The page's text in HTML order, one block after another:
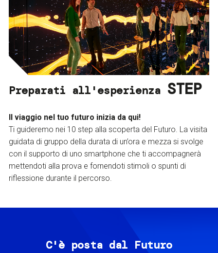
Preparati all'esperienza STEP
Il viaggio nel tuo futuro inizia da qui!
Ti guideremo nei 10 step alla scoperta del Futuro. La visita
guidata di gruppo della durata di un’ora e mezza si svolge
con il supporto di uno smartphone che ti accompagnerà
mettendoti alla prova e fornendoti stimoli o spunti di
riflessione durante il percorso.
C'è posta dal Futuro